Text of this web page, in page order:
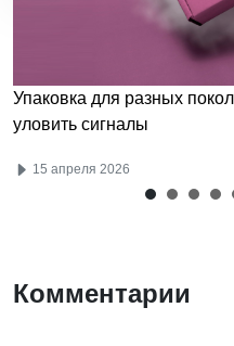
Упаковка для разных
уловить сигналы
15 апреля 2026
Комментарии